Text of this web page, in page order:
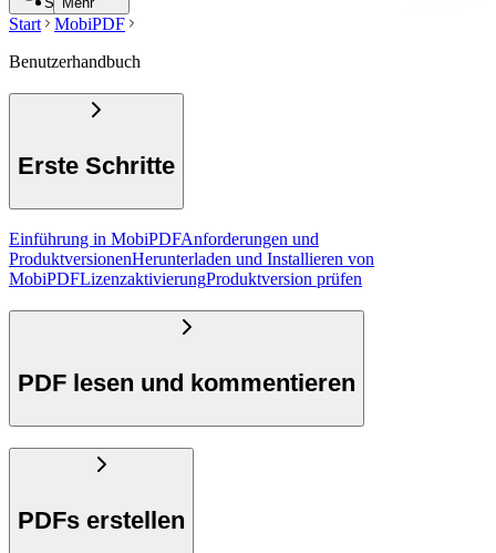
Start
MobiPDF
Benutzerhandbuch
Erste Schritte
Einführung in MobiPDFAnforderungen und
ProduktversionenHerunterladen und Installieren von
MobiPDFLizenzaktivierungProduktversion prüfen
PDF lesen und kommentieren
PDFs erstellen